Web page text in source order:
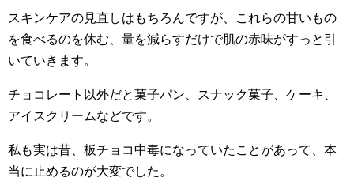
スキンケアの見直しはもちろんですが、これらの甘いもの
を食べるのを休む、量を減らすだけで肌の赤味がすっと引
いていきます。
チョコレート以外だと菓子パン、スナック菓子、ケーキ、
アイスクリームなどです。
私も実は昔、板チョコ中毒になっていたことがあって、本
当に止めるのが大変でした。